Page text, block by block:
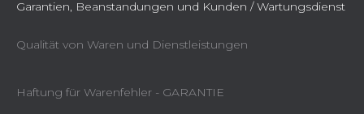
Garantien, Beanstandungen und Kunden / Wartungsdienst
Qualität von Waren und Dienstleistungen
Haftung für Warenfehler - GARANTIE